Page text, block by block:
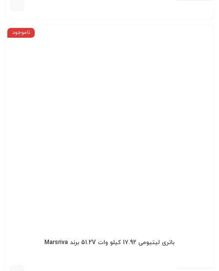
ناموجود
باتری لیتیومی 17.92 کیلو وات 51.2V برند Marsriva